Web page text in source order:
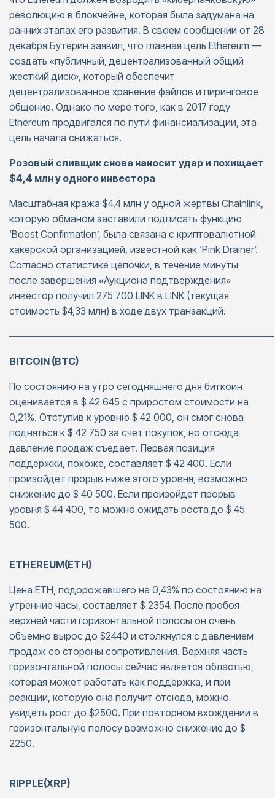
революцию в блокчейне, которая была задумана на
ранних этапах его развития. В своем сообщении от 28
декабря Бутерин заявил, что главная цель Ethereum —
создать «публичный, децентрализованный общий
жесткий диск», который обеспечит
децентрализованное хранение файлов и пиринговое
общение. Однако по мере того, как в 2017 году
Ethereum продвигался по пути финансиализации, эта
цель начала снижаться.
Розовый сливщик снова наносит удар и похищает
$4,4 млн у одного инвестора
Масштабная кража $4,4 млн у одной жертвы Chainlink,
которую обманом заставили подписать функцию
‘Boost Confirmation’, была связана с криптовалютной
хакерской организацией, известной как ‘Pink Drainer’.
Согласно статистике цепочки, в течение минуты
после завершения «Аукциона подтверждения»
инвестор получил 275 700 LINK в LINK (текущая
стоимость $4,33 млн) в ходе двух транзакций.
———————————————————————————
BITCOIN (BTC)
По состоянию на утро сегодняшнего дня биткоин
оценивается в $ 42 645 с приростом стоимости на
0,21%. Отступив к уровню $ 42 000, он смог снова
подняться к $ 42 750 за счет покупок, но отсюда
давление продаж съедает. Первая позиция
поддержки, похоже, составляет $ 42 400. Если
произойдет прорыв ниже этого уровня, возможно
снижение до $ 40 500. Если произойдет прорыв
уровня $ 44 400, то можно ожидать роста до $ 45
500.
ETHEREUM(ETH)
Цена ETH, подорожавшего на 0,43% по состоянию на
утренние часы, составляет $ 2354. После пробоя
верхней части горизонтальной полосы он очень
объемно вырос до $2440 и столкнулся с давлением
продаж со стороны сопротивления. Верхняя часть
горизонтальной полосы сейчас является областью,
которая может работать как поддержка, и при
реакции, которую она получит отсюда, можно
увидеть рост до $2500. При повторном вхождении в
горизонтальную полосу возможно снижение до $
2250.
RIPPLE(XRP)